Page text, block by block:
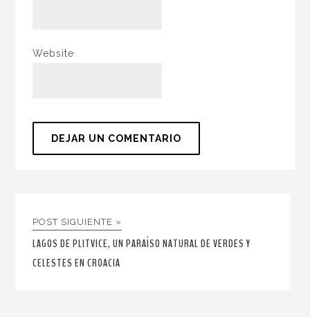
Website
POST SIGUIENTE »
LAGOS DE PLITVICE, UN PARAÍSO NATURAL DE VERDES Y
CELESTES EN CROACIA